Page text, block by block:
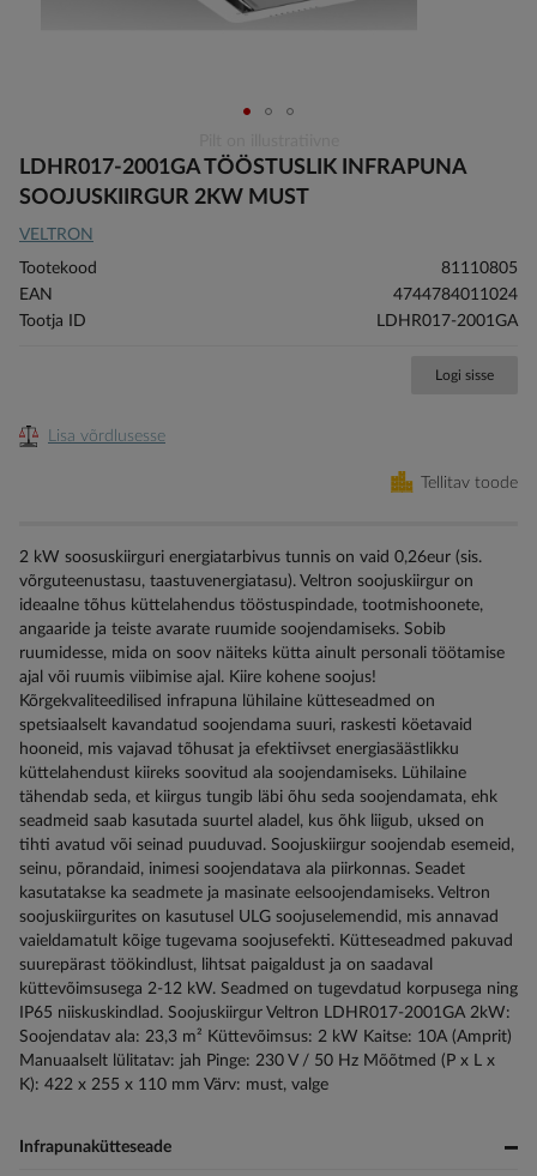
the
of
the
images
LDHR017-2001GA TÖÖSTUSLIK INFRAPUNA
SOOJUSKIIRGUR 2KW MUST
VELTRON
Tootekood
81110805
EAN
4744784011024
Tootja ID
LDHR017-2001GA
Logi sisse
Lisa võrdlusesse
Tellitav toode
2 kW soosuskiirguri energiatarbivus tunnis on vaid 0,26eur (sis.
võrguteenustasu, taastuvenergiatasu). Veltron soojuskiirgur on
ideaalne tõhus küttelahendus tööstuspindade, tootmishoonete,
angaaride ja teiste avarate ruumide soojendamiseks. Sobib
ruumidesse, mida on soov näiteks kütta ainult personali töötamise
ajal või ruumis viibimise ajal. Kiire kohene soojus!
Kõrgekvaliteedilised infrapuna lühilaine kütteseadmed on
spetsiaalselt kavandatud soojendama suuri, raskesti köetavaid
hooneid, mis vajavad tõhusat ja efektiivset energiasäästlikku
küttelahendust kiireks soovitud ala soojendamiseks. Lühilaine
tähendab seda, et kiirgus tungib läbi õhu seda soojendamata, ehk
seadmeid saab kasutada suurtel aladel, kus õhk liigub, uksed on
tihti avatud või seinad puuduvad. Soojuskiirgur soojendab esemeid,
seinu, põrandaid, inimesi soojendatava ala piirkonnas. Seadet
kasutatakse ka seadmete ja masinate eelsoojendamiseks. Veltron
soojuskiirgurites on kasutusel ULG soojuselemendid, mis annavad
vaieldamatult kõige tugevama soojusefekti. Kütteseadmed pakuvad
suurepärast töökindlust, lihtsat paigaldust ja on saadaval
küttevõimsusega 2-12 kW. Seadmed on tugevdatud korpusega ning
IP65 niiskuskindlad. Soojuskiirgur Veltron LDHR017-2001GA 2kW:
Soojendatav ala: 23,3 m² Küttevõimsus: 2 kW Kaitse: 10A (Amprit)
Manuaalselt lülitatav: jah Pinge: 230 V / 50 Hz Mõõtmed (P x L x
K): 422 x 255 x 110 mm Värv: must, valge
Infrapunakütteseade